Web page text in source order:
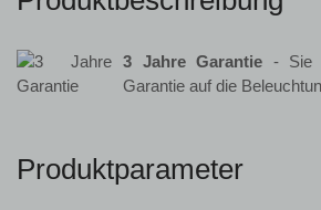
3 Jahre Garantie - Sie
Garantie auf die
Produktparameter